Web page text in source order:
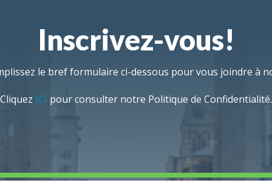
Inscrivez-vous!
le bref formulaire ci-dessous pour vous joindre à
Cliquez ICI pour consulter notre Politique de Confidentialité.